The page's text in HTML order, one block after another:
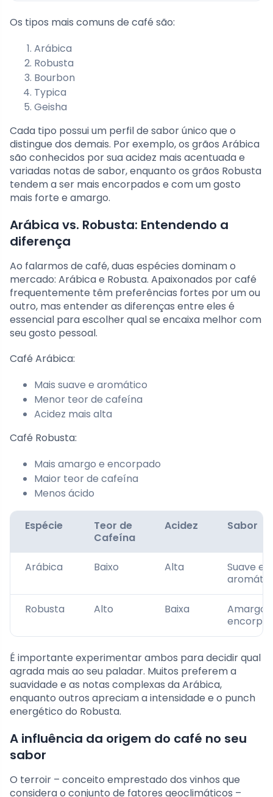
Os tipos mais comuns de café são:
Arábica
Robusta
Bourbon
Typica
Geisha
Cada tipo possui um perfil de sabor único que o
distingue dos demais. Por exemplo, os grãos Arábica
são conhecidos por sua acidez mais acentuada e
variadas notas de sabor, enquanto os grãos Robusta
tendem a ser mais encorpados e com um gosto
mais forte e amargo.
Arábica vs. Robusta: Entendendo a
diferença
Ao falarmos de café, duas espécies dominam o
mercado: Arábica e Robusta. Apaixonados por café
frequentemente têm preferências fortes por um ou
outro, mas entender as diferenças entre eles é
essencial para escolher qual se encaixa melhor com
seu gosto pessoal.
Café Arábica:
Mais suave e aromático
Menor teor de cafeína
Acidez mais alta
Café Robusta:
Mais amargo e encorpado
Maior teor de cafeína
Menos ácido
Espécie
Teor de
Cafeína
Acidez Sabor
Arábica Baixo Alta
Suave e
Robusta Alto Baixa
Amargo
É importante experimentar ambos para decidir qual
agrada mais ao seu paladar. Muitos preferem a
suavidade e as notas complexas da Arábica,
enquanto outros apreciam a intensidade e o punch
energético do Robusta.
A influência da origem do café no seu
sabor
O terroir – conceito emprestado dos vinhos que
considera o conjunto de fatores geoclimáticos –